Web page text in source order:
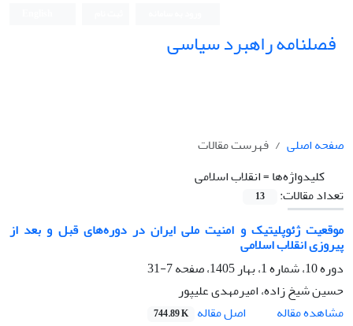
فصلنامه راهبرد سیاسی
صفحه اصلی
فهرست مقالات
کلیدواژه‌ها =انقلاب اسلامی
تعداد مقالات:
13
موقعیت ژئوپلیتیک و امنیت ملی ایران در دوره‌های قبل و بعد از
پیروزی انقلاب اسلامی
دوره 10، شماره 1، بهار 1405، صفحه
7-31
حسین شیخ زاده، امیرمهدی علیپور
مشاهده مقاله
اصل مقاله 744.89 K